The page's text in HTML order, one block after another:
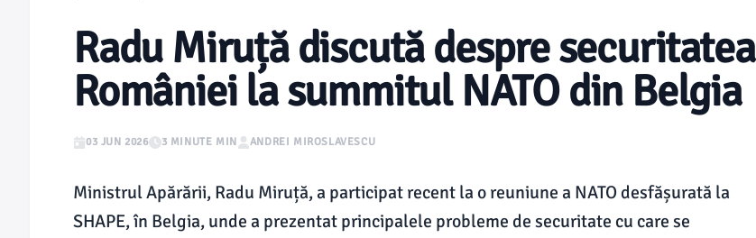
Radu Miruță discută despre securitatea
României la summitul NATO din Belgia
03 JUN 2026 3 MINUTE MIN ANDREI MIROSLAVESCU
Ministrul Apărării, Radu Miruță, a participat recent la o reuniune a NATO desfășurată la
SHAPE, în Belgia, unde a prezentat principalele probleme de securitate cu care se